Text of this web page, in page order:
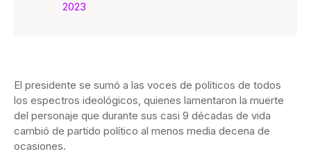
2023
El presidente se sumó a las voces de políticos de todos
los espectros ideológicos, quienes lamentaron la muerte
del personaje que durante sus casi 9 décadas de vida
cambió de partido político al menos media decena de
ocasiones.